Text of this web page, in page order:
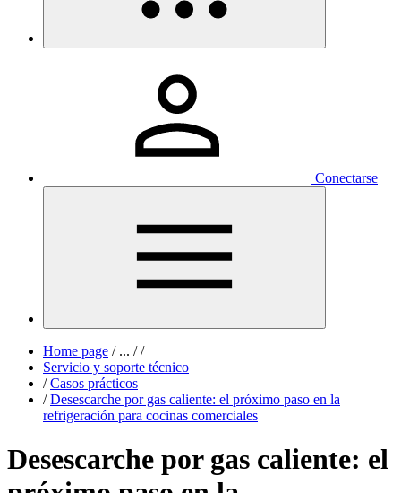
Conectarse
Home page /... / /
Servicio y soporte técnico
/ Casos prácticos
/ Desescarche por gas caliente: el próximo paso en la
refrigeración para cocinas comerciales
Desescarche por gas caliente: el